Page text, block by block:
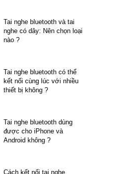
Tai nghe bluetooth và tai
nghe có dây: Nên chọn loại
nào ?
Tai nghe bluetooth có thể
kết nối cùng lúc với nhiều
thiết bị không ?
Tai nghe bluetooth dùng
được cho iPhone và
Android không ?
Cách kết nối tai nghe